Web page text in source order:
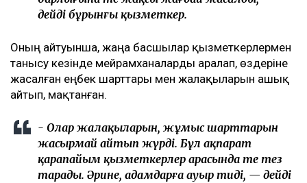
дейді бұрынғы қызметкер.
Оның айтуынша, жаңа басшылар қызметкерлермен
танысу кезінде мейрамханаларды аралап, өздеріне
жасалған еңбек шарттары мен жалақыларын ашық
айтып, мақтанған.
- Олар жалақыларын, жұмыс шарттарын
жасырмай айтып жүрді. Бұл ақпарат
қарапайым қызметкерлер арасында өте тез
тарады. Әрине, адамдарға ауыр тиді, — дейді